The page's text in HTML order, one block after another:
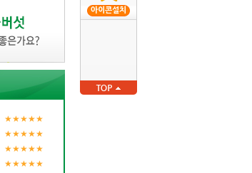
아이콘설치
★★★★★
★★★★★
★★★★★
★★★★★